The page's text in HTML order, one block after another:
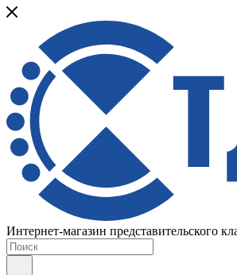
Интернет-магазин представительского